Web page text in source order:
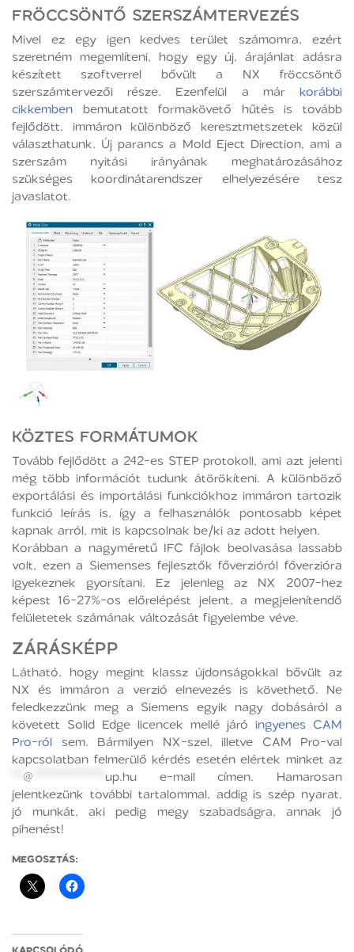
FRÖCCSÖNTŐ SZERSZÁMTERVEZÉS
Mivel ez egy igen kedves terület számomra, ezért
szeretném megemlíteni, hogy egy új, árajánlat adásra
készített szoftverrel bővült a NX fröccsöntő
szerszámtervezői része. Ezenfelül a már korábbi
cikkemben bemutatott formakövető hűtés is tovább
fejlődött, immáron különböző keresztmetszetek közül
választhatunk. Új parancs a Mold Eject Direction, ami a
szerszám nyitási irányának meghatározásához
szükséges koordinátarendszer elhelyezésére tesz
javaslatot.
KÖZTES FORMÁTUMOK
Tovább fejlődött a 242-es STEP protokoll, ami azt jelenti
még több információt tudunk átörökíteni. A különböző
exportálási és importálási funkciókhoz immáron tartozik
funkció leírás is, így a felhasználók pontosabb képet
kapnak arról, mit is kapcsolnak be/ki az adott helyen.
Korábban a nagyméretű IFC fájlok beolvasása lassabb
volt, ezen a Siemenses fejlesztők főverzióról főverzióra
igyekeznek gyorsítani. Ez jelenleg az NX 2007-hez
képest 16-27%-os előrelépést jelent, a megjelenítendő
felületetek számának változását figyelembe véve.
ZÁRÁSKÉPP
Látható, hogy megint klassz újdonságokkal bővült az
NX és immáron a verzió elnevezés is követhető. Ne
feledkezzünk meg a Siemens egyik nagy dobásáról a
követett Solid Edge licencek mellé járó ingyenes CAM
Pro-ról sem. Bármilyen NX-szel, illetve CAM Pro-val
kapcsolatban felmerülő kérdés esetén elértek minket az
@ up.hu e-mail címen. Hamarosan
jelentkezünk további tartalommal, addig is szép nyarat,
jó munkát, aki pedig megy szabadságra, annak jó
pihenést!
MEGOSZTÁS: